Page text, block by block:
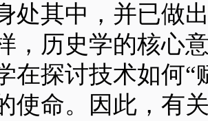
处其中，并已做
，历史学的核心
在探讨技术如何
使命。因此，有